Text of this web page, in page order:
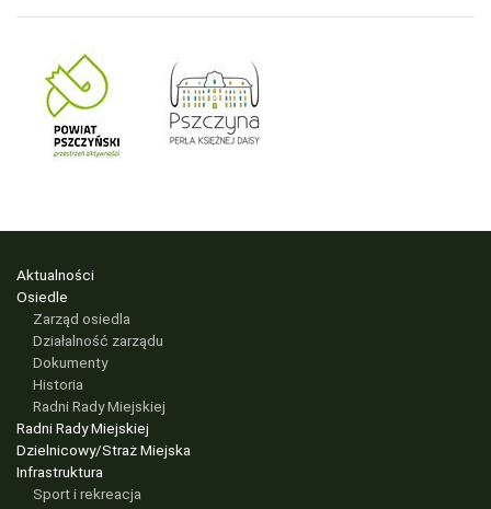
Aktualności
Osiedle
Zarząd osiedla
Działalność zarządu
Dokumenty
Historia
Radni Rady Miejskiej
Radni Rady Miejskiej
Dzielnicowy/Straż Miejska
Infrastruktura
Sport i rekreacja